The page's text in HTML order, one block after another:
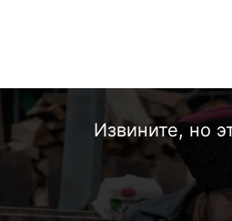
Извините, но